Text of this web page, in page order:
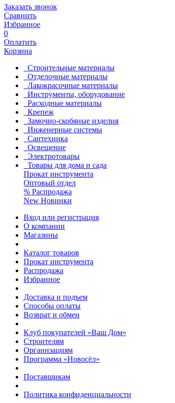
Заказать звонок
Сравнить
Избранное
0
Оплатить
Корзина
Строительные материалы
Отделочные материалы
Лакокрасочные материалы
Инструменты, оборудование
Расходные материалы
Крепеж
Замочно-скобяные изделия
Инженерные системы
Сантехника
Освещение
Электротовары
Товары для дома и сада
Прокат инструмента
Оптовый отдел
% Распродажа
New Новинки
Вход или регистрация
О компании
Магазины
Каталог товаров
Прокат инструмента
Распродажа
Избранное
Доставка и подъем
Способы оплаты
Возврат и обмен
Клуб покупателей «Ваш Дом»
Строителям
Организациям
Программа «Новосёл»
Поставщикам
Политика конфиденциальности